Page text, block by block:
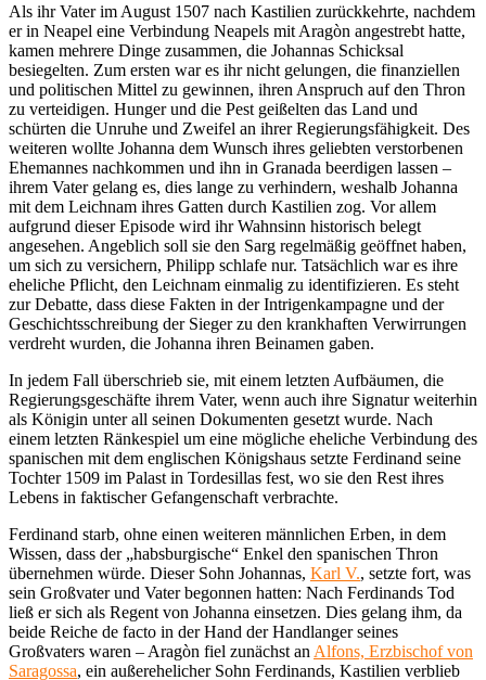
Als ihr Vater im August 1507 nach Kastilien zurückkehrte, nachdem
er in Neapel eine Verbindung Neapels mit Aragòn angestrebt hatte,
kamen mehrere Dinge zusammen, die Johannas Schicksal
besiegelten. Zum ersten war es ihr nicht gelungen, die finanziellen
und politischen Mittel zu gewinnen, ihren Anspruch auf den Thron
zu verteidigen. Hunger und die Pest geißelten das Land und
schürten die Unruhe und Zweifel an ihrer Regierungsfähigkeit. Des
weiteren wollte Johanna dem Wunsch ihres geliebten verstorbenen
Ehemannes nachkommen und ihn in Granada beerdigen lassen –
ihrem Vater gelang es, dies lange zu verhindern, weshalb Johanna
mit dem Leichnam ihres Gatten durch Kastilien zog. Vor allem
aufgrund dieser Episode wird ihr Wahnsinn historisch belegt
angesehen. Angeblich soll sie den Sarg regelmäßig geöffnet haben,
um sich zu versichern, Philipp schlafe nur. Tatsächlich war es ihre
eheliche Pflicht, den Leichnam einmalig zu identifizieren. Es steht
zur Debatte, dass diese Fakten in der Intrigenkampagne und der
Geschichtsschreibung der Sieger zu den krankhaften Verwirrungen
verdreht wurden, die Johanna ihren Beinamen gaben.
In jedem Fall überschrieb sie, mit einem letzten Aufbäumen, die
Regierungsgeschäfte ihrem Vater, wenn auch ihre Signatur weiterhin
als Königin unter all seinen Dokumenten gesetzt wurde. Nach
einem letzten Ränkespiel um eine mögliche eheliche Verbindung des
spanischen mit dem englischen Königshaus setzte Ferdinand seine
Tochter 1509 im Palast in Tordesillas fest, wo sie den Rest ihres
Lebens in faktischer Gefangenschaft verbrachte.
Ferdinand starb, ohne einen weiteren männlichen Erben, in dem
Wissen, dass der „habsburgische“ Enkel den spanischen Thron
übernehmen würde. Dieser Sohn Johannas, Karl V., setzte fort, was
sein Großvater und Vater begonnen hatten: Nach Ferdinands Tod
ließ er sich als Regent von Johanna einsetzen. Dies gelang ihm, da
beide Reiche de facto in der Hand der Handlanger seines
Großvaters waren – Aragòn fiel zunächst an Alfons, Erzbischof von
Saragossa, ein außerehelicher Sohn Ferdinands, Kastilien verblieb